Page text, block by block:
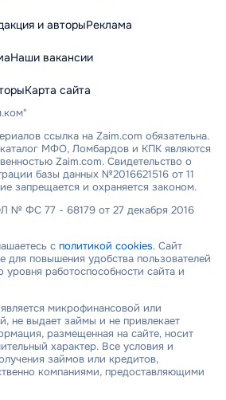
и авторыРеклама
Наши вакансии
Карта сайта
ссылка на Zaim.com обязательна.
МФО, Ломбардов и КПК являются
Zaim.com. Свидетельство о
базы данных №2016621516 от 11
запрещается и охраняется законом.
№ ФС 77 - 68179 от 27 декабря 2016
с политикой cookies. Сайт
для повышения удобства пользователей
уровня работоспособности сайта и
микрофинансовой или
не выдает займы и не привлекает
размещенная на сайте, носит
характер. Все условия и
займов или кредитов,
компаниями, предоставляющими